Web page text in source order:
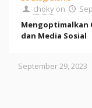
choky on
Mengoptimalkan
dan Media Sosial
September 29, 2023